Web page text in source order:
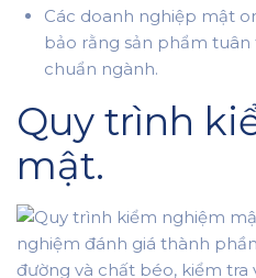
Các doanh nghiệp mật
bảo rằng sản phẩm
chuẩn ngành.
Quy trình
mật.